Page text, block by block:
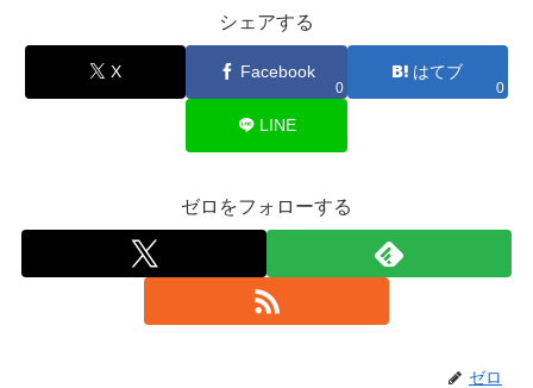
シェアする
X Facebook
0
はてブ
0
LINE
ゼロをフォローする
ゼロ